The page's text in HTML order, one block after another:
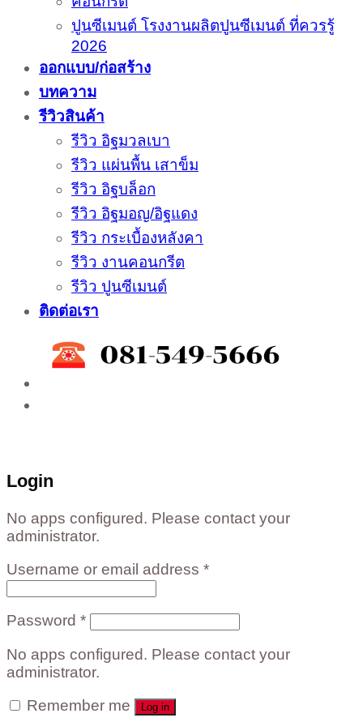
ปูนซีเมนต์ โรงงานผลิตปูนซีเมนต์ ที่ควรรู้
2026
ออกแบบ/ก่อสร้าง
บทความ
รีวิวสินค้า
รีวิว อิฐมวลเบา
รีวิว แผ่นพื้น เสาข็ม
รีวิว อิฐบล็อก
รีวิว อิฐมอญ/อิฐแดง
รีวิว กระเบื้องหลังคา
รีวิว งานคอนกรีต
รีวิว ปูนซีเมนต์
ติดต่อเรา
Login
No apps configured. Please contact your
administrator.
Username or email address *
Password *
No apps configured. Please contact your
administrator.
Remember me
Log in